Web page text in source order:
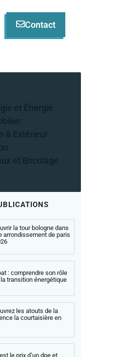
Contact
et Énergie
& Extérieur
et Bricolage
la tour bologne dans
arrondissement de paris
: comprendre son rôle
transition énergétique
les atouts de la
la courtaisière en
le prix d’un dpe et